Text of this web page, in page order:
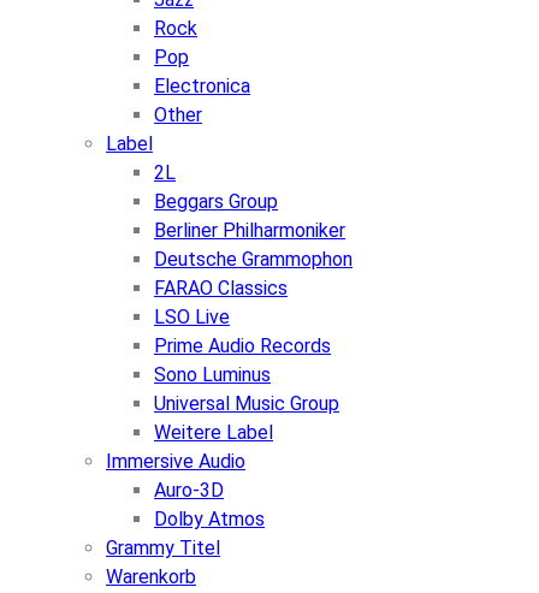
Rock
Pop
Electronica
Other
Label
2L
Beggars Group
Berliner Philharmoniker
Deutsche Grammophon
FARAO Classics
LSO Live
Prime Audio Records
Sono Luminus
Universal Music Group
Weitere Label
Immersive Audio
Auro-3D
Dolby Atmos
Grammy Titel
Warenkorb